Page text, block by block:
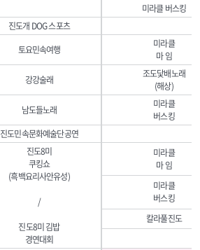
미라클 버스킹
진도개 DOG 스포츠
토요민속여행
미라클
마 임
강강술래
조도닻배노래
(해상)
남도들노래
미라클
버스킹
진도민속문화예술단공연
진도8미
쿠킹쇼
(흑백요리사안유성)
/
진도8미 김밥
경연대회
미라클
마 임
미라클
버스킹
칼라풀진도